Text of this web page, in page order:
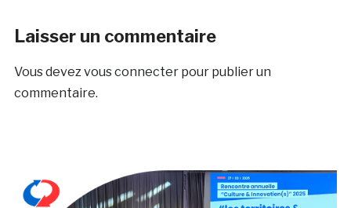
Laisser un commentaire
Vous devezvous connecterpour publier un
commentaire.